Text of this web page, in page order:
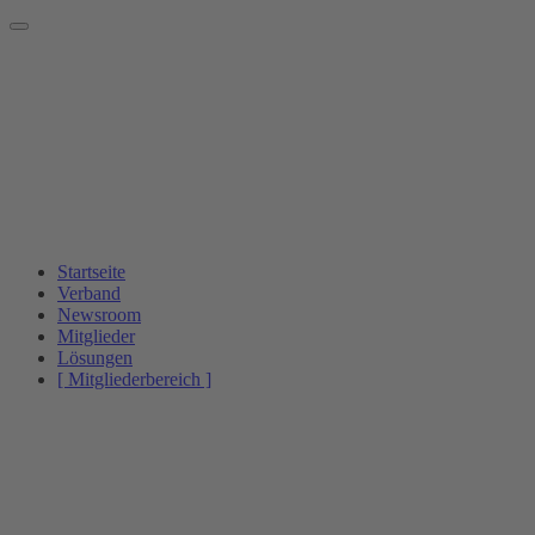
Startseite
Verband
Newsroom
Mitglieder
Lösungen
[ Mitgliederbereich ]